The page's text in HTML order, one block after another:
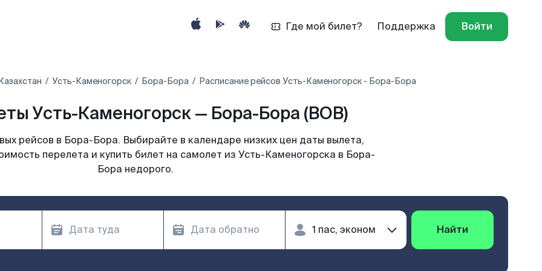
Где мой билет? Поддержка Войти
Усть-Каменогорск Бора-Бора Расписание рейсов Усть-Каменогорск - Бора-Бора
Усть-Каменогорск — Бора-Бора (BOB)
рейсов в Бора-Бора. Выбирайте в календаре низких цен даты вылета,
перелета и купить билет на самолет из Усть-Каменогорска в Бора-
Бора недорого.
Найти